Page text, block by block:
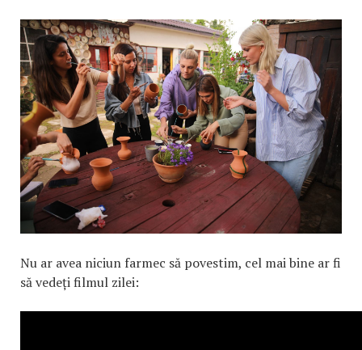
Nu ar avea niciun farmec să povestim, cel mai bine ar fi
să vedeți filmul zilei: